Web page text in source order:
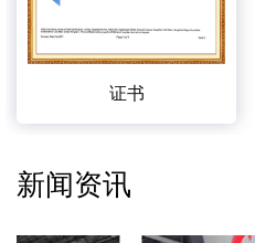
证书
新闻资讯